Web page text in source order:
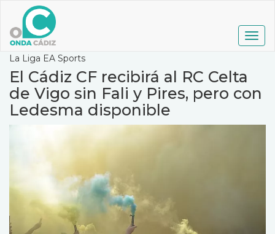
contenido
principal
La Liga EA Sports
El Cádiz CF recibirá al RC Celta
de Vigo sin Fali y Pires, pero con
Ledesma disponible